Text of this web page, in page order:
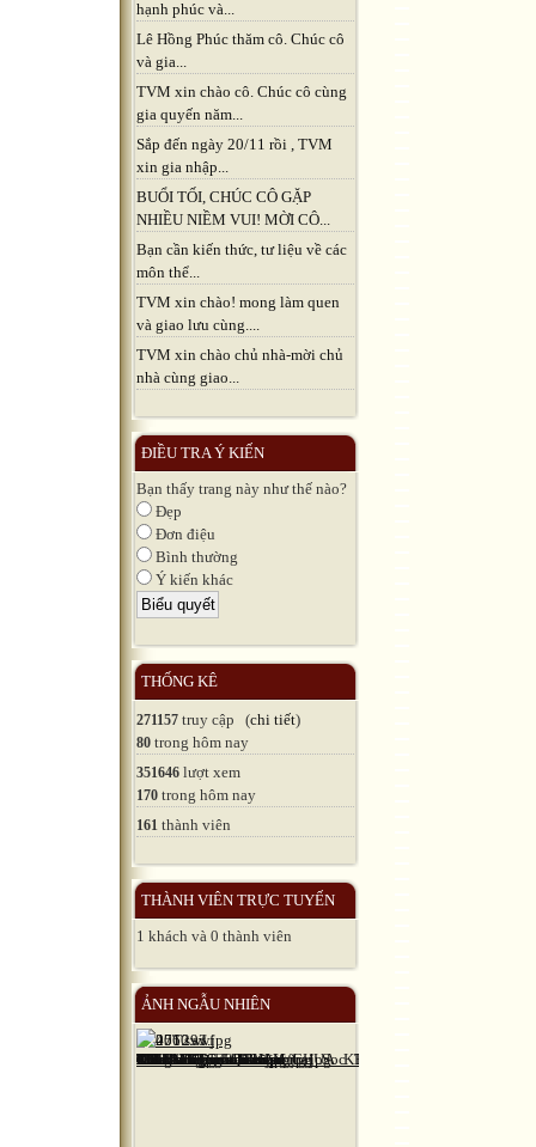
hạnh phúc và...
Lê Hồng Phúc thăm cô. Chúc cô
và gia...
TVM xin chào cô. Chúc cô cùng
gia quyến năm...
Sắp đến ngày 20/11 rồi , TVM
xin gia nhập...
BUỔI TỐI, CHÚC CÔ GẶP
NHIỀU NIỀM VUI! MỜI CÔ...
Bạn cần kiến thức, tư liệu về các
môn thể...
TVM xin chào! mong làm quen
và giao lưu cùng....
TVM xin chào chủ nhà-mời chủ
nhà cùng giao...
ĐIỀU TRA Ý KIẾN
Bạn thấy trang này như thế nào?
Đẹp
Đơn điệu
Bình thường
Ý kiến khác
THỐNG KÊ
271157 truy cập (chi tiết)
80 trong hôm nay
351646 lượt xem
170 trong hôm nay
161 thành viên
THÀNH VIÊN TRỰC TUYẾN
1 khách và 0 thành viên
ẢNH NGẪU NHIÊN